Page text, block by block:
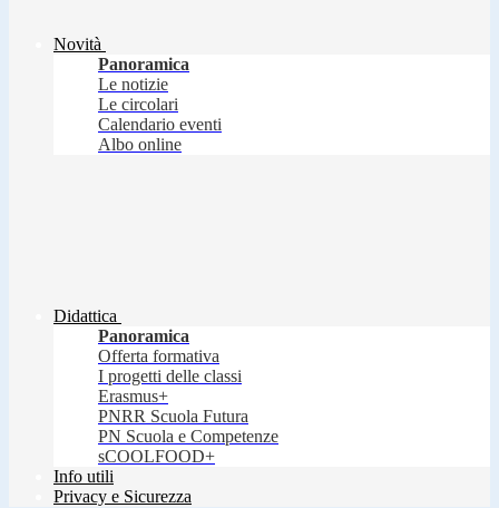
Novità
Panoramica
Le notizie
Le circolari
Calendario eventi
Albo online
Didattica
Panoramica
Offerta formativa
I progetti delle classi
Erasmus+
PNRR Scuola Futura
PN Scuola e Competenze
sCOOLFOOD+
Info utili
Privacy e Sicurezza